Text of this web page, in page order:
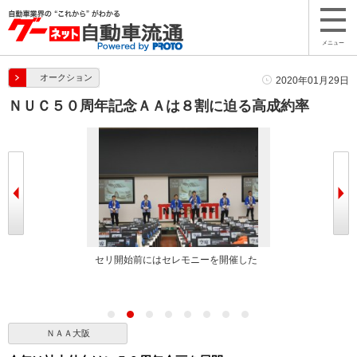
メニュー
オークション 2020年01月29日
ＮＵＣ５０周年記念ＡＡは８割に迫る高成約率
セリ開始前にはセレモニーを開催した 会場内は５０周年のお
ＮＡＡ大阪